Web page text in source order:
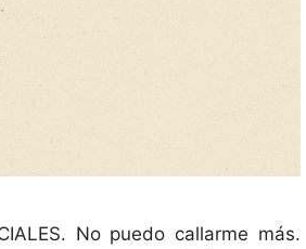
No puedo callarme más.